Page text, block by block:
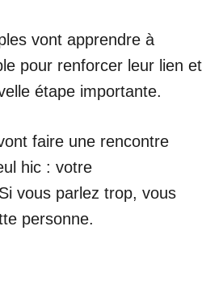
vont apprendre à
pour renforcer leur lien et
étape importante.
faire une rencontre
hic : votre
vous parlez trop, vous
personne.